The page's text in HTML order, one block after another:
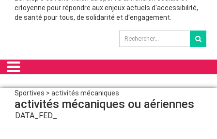
citoyenne pour répondre aux enjeux actuels d'accessibilité,
de santé pour tous, de solidarité et d'engagement.
Sportives > activités mécaniques
activités mécaniques ou aériennes
DATA_FED_